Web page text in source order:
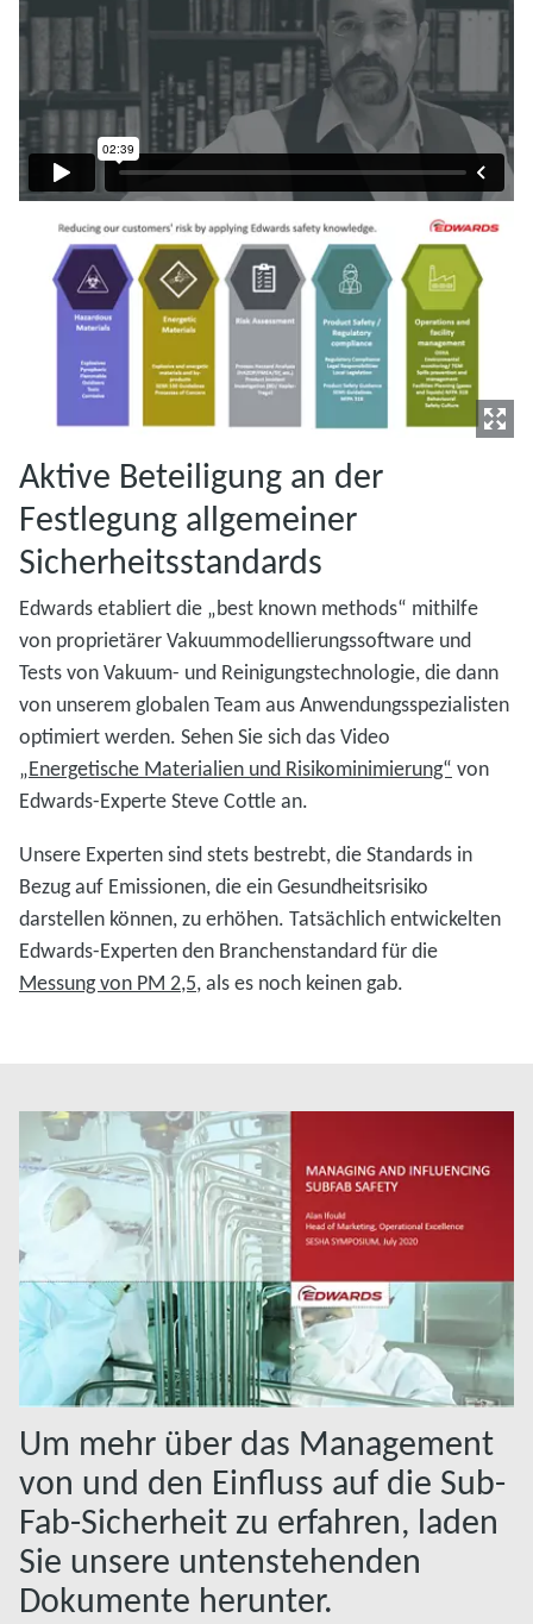
Aktive Beteiligung an der
Festlegung allgemeiner
Sicherheitsstandards
Edwards etabliert die „best known methods“ mithilfe
von proprietärer Vakuummodellierungssoftware und
Tests von Vakuum- und Reinigungstechnologie, die dann
von unserem globalen Team aus Anwendungsspezialisten
optimiert werden. Sehen Sie sich das Video
„Energetische Materialien und Risikominimierung“ von
Edwards-Experte Steve Cottle an.
Unsere Experten sind stets bestrebt, die Standards in
Bezug auf Emissionen, die ein Gesundheitsrisiko
darstellen können, zu erhöhen. Tatsächlich entwickelten
Edwards-Experten den Branchenstandard für die
Messung von PM 2,5, als es noch keinen gab.
Um mehr über das Management
von und den Einfluss auf die Sub-
Fab-Sicherheit zu erfahren, laden
Sie unsere untenstehenden
Dokumente herunter.